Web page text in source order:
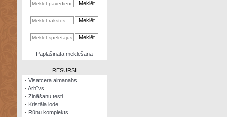
kalkulators
Paplašinātā meklēšana
RESURSI
· Visatcera almanahs
· Arhīvs
· Zināšanu testi
· Kristāla lode
· Rūnu komplekts